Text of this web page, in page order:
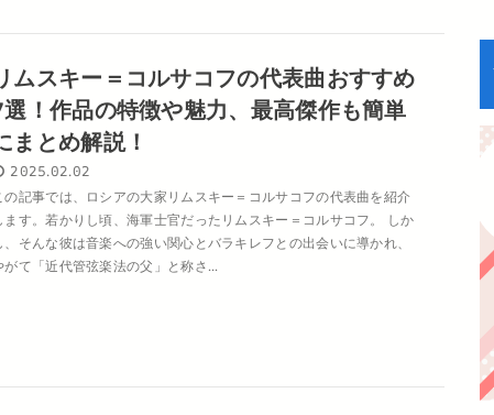
ムスキー＝コルサコフの代表曲おすすめ
！作品の特徴や魅力、最高傑作も簡単
まとめ解説！
2025.02.02
の記事では、ロシアの大家リムスキー＝コルサコフの代表曲を紹介
ます。若かりし頃、海軍士官だったリムスキー＝コルサコフ。 しか
、そんな彼は音楽への強い関心とバラキレフとの出会いに導かれ、
がて「近代管弦楽法の父」と称さ...